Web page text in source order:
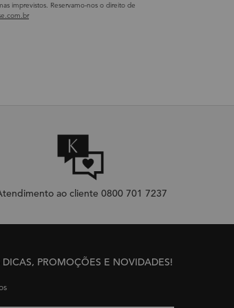
imprevistos. Reservamo-nos o direito de
ao cliente 0800 701 7237
DICAS, PROMOÇÕES E NOVIDADES!